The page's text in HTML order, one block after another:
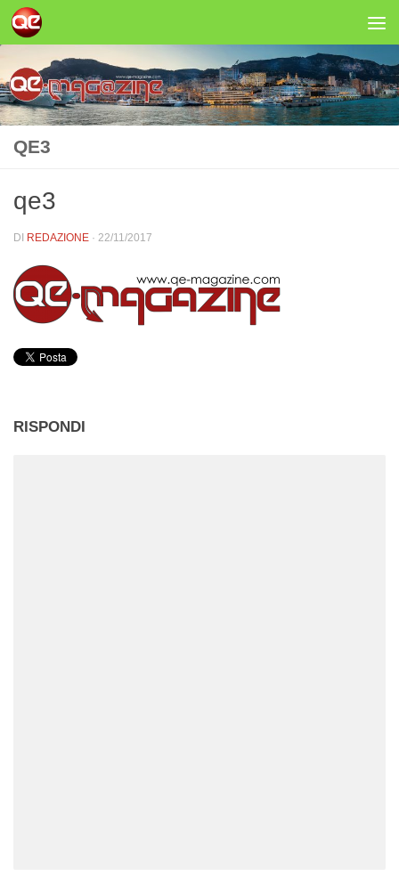
Salta al contenuto
QE3
qe3
DI REDAZIONE · 22/11/2017
RISPONDI